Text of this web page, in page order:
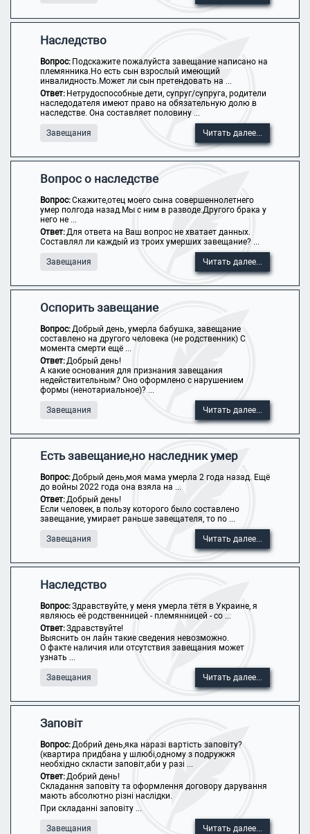
Наследство
Вопрос: Подскажите пожалуйста завещание написано на
племянника.Но есть сын взрослый имеющий
инвалидность.Может ли сын претендовать на ...
Ответ: Нетрудоспособные дети, супруг/супруга, родители
наследодателя имеют право на обязательную долю в
наследстве. Она составляет половину ...
Завещания Читать далее...
Вопрос о наследстве
Вопрос:Скажите,отец моего сына совершеннолетнего
умер полгода назад.Мы с ним в разводе.Другого брака у
него не ...
Ответ:Для ответа на Ваш вопрос не хватает данных.
Составлял ли каждый из троих умерших завещание? ...
Завещания Читать далее...
Оспорить завещание
Вопрос:Добрый день, умерла бабушка, завещание
составлено на другого человека (не родственник) С
момента смерти ещё ...
Ответ:Добрый день!
А какие основания для признания завещания
недействительным? Оно оформлено с нарушением
формы (ненотариальное)? ...
Завещания Читать далее...
Есть завещание,но наследник умер
Вопрос:Добрый день,моя мама умерла 2 года назад. Ещё
до войны 2022 года она взяла на ...
Ответ:Добрый день!
Если человек, в пользу которого было составлено
завещание, умирает раньше завещателя, то по ...
Завещания Читать далее...
Наследство
Вопрос:Здравствуйте, у меня умерла тётя в Украине, я
являюсь её родственницей - племянницей - со ...
Ответ:Здравствуйте!
Выяснить он лайн такие сведения невозможно.
О факте наличия или отсутствия завещания может
узнать ...
Завещания Читать далее...
Заповіт
Вопрос:Добрий день,яка наразі вартість заповіту?
(квартира придбана у шлюбі,одному з подружжя
необхідно скласти заповіт,аби у разі ...
Ответ:Добрий день!
Складання заповіту та оформлення договору дарування
мають абсолютно різні наслідки.
При складанні заповіту ...
Завещания Читать далее...